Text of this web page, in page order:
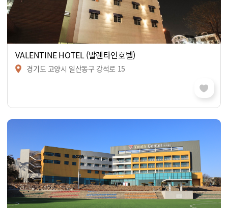
VALENTINE HOTEL (발렌타인호텔)
경기도 고양시 일산동구 강석로 15